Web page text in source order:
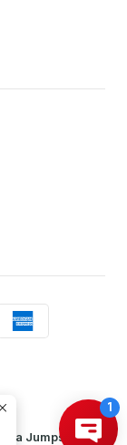
Jumpseller.